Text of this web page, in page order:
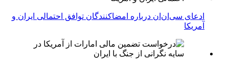
ادعای سی‌ان‌ان درباره امضاکنندگان توافق احتمالی ایران و
آمریکا